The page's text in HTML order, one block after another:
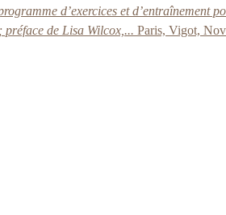
d’exercices et d’entraînement
de Lisa Wilcox,... Paris, Vigot,